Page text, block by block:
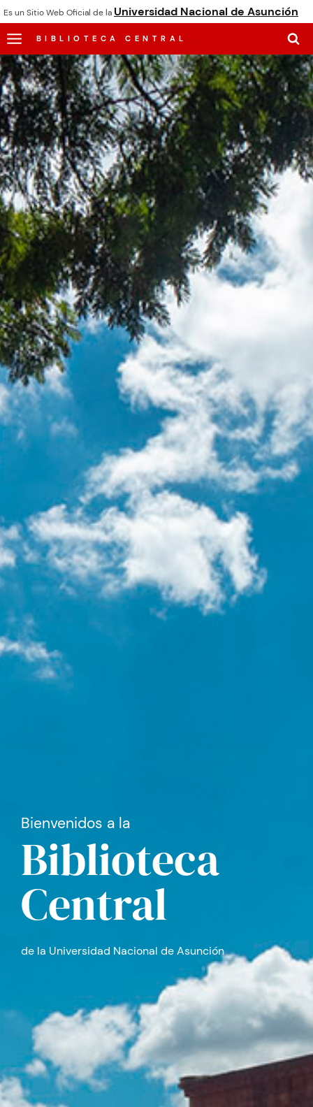
Es un Sitio Web Oficial de la Universidad Nacional de Asunción
BIBLIOTECA CENTRAL
Bienvenidos a la
Biblioteca
Central
de la Universidad Nacional de Asunción